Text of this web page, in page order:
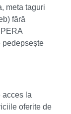
meta taguri
fără
pedepsește
acces la
oferite de